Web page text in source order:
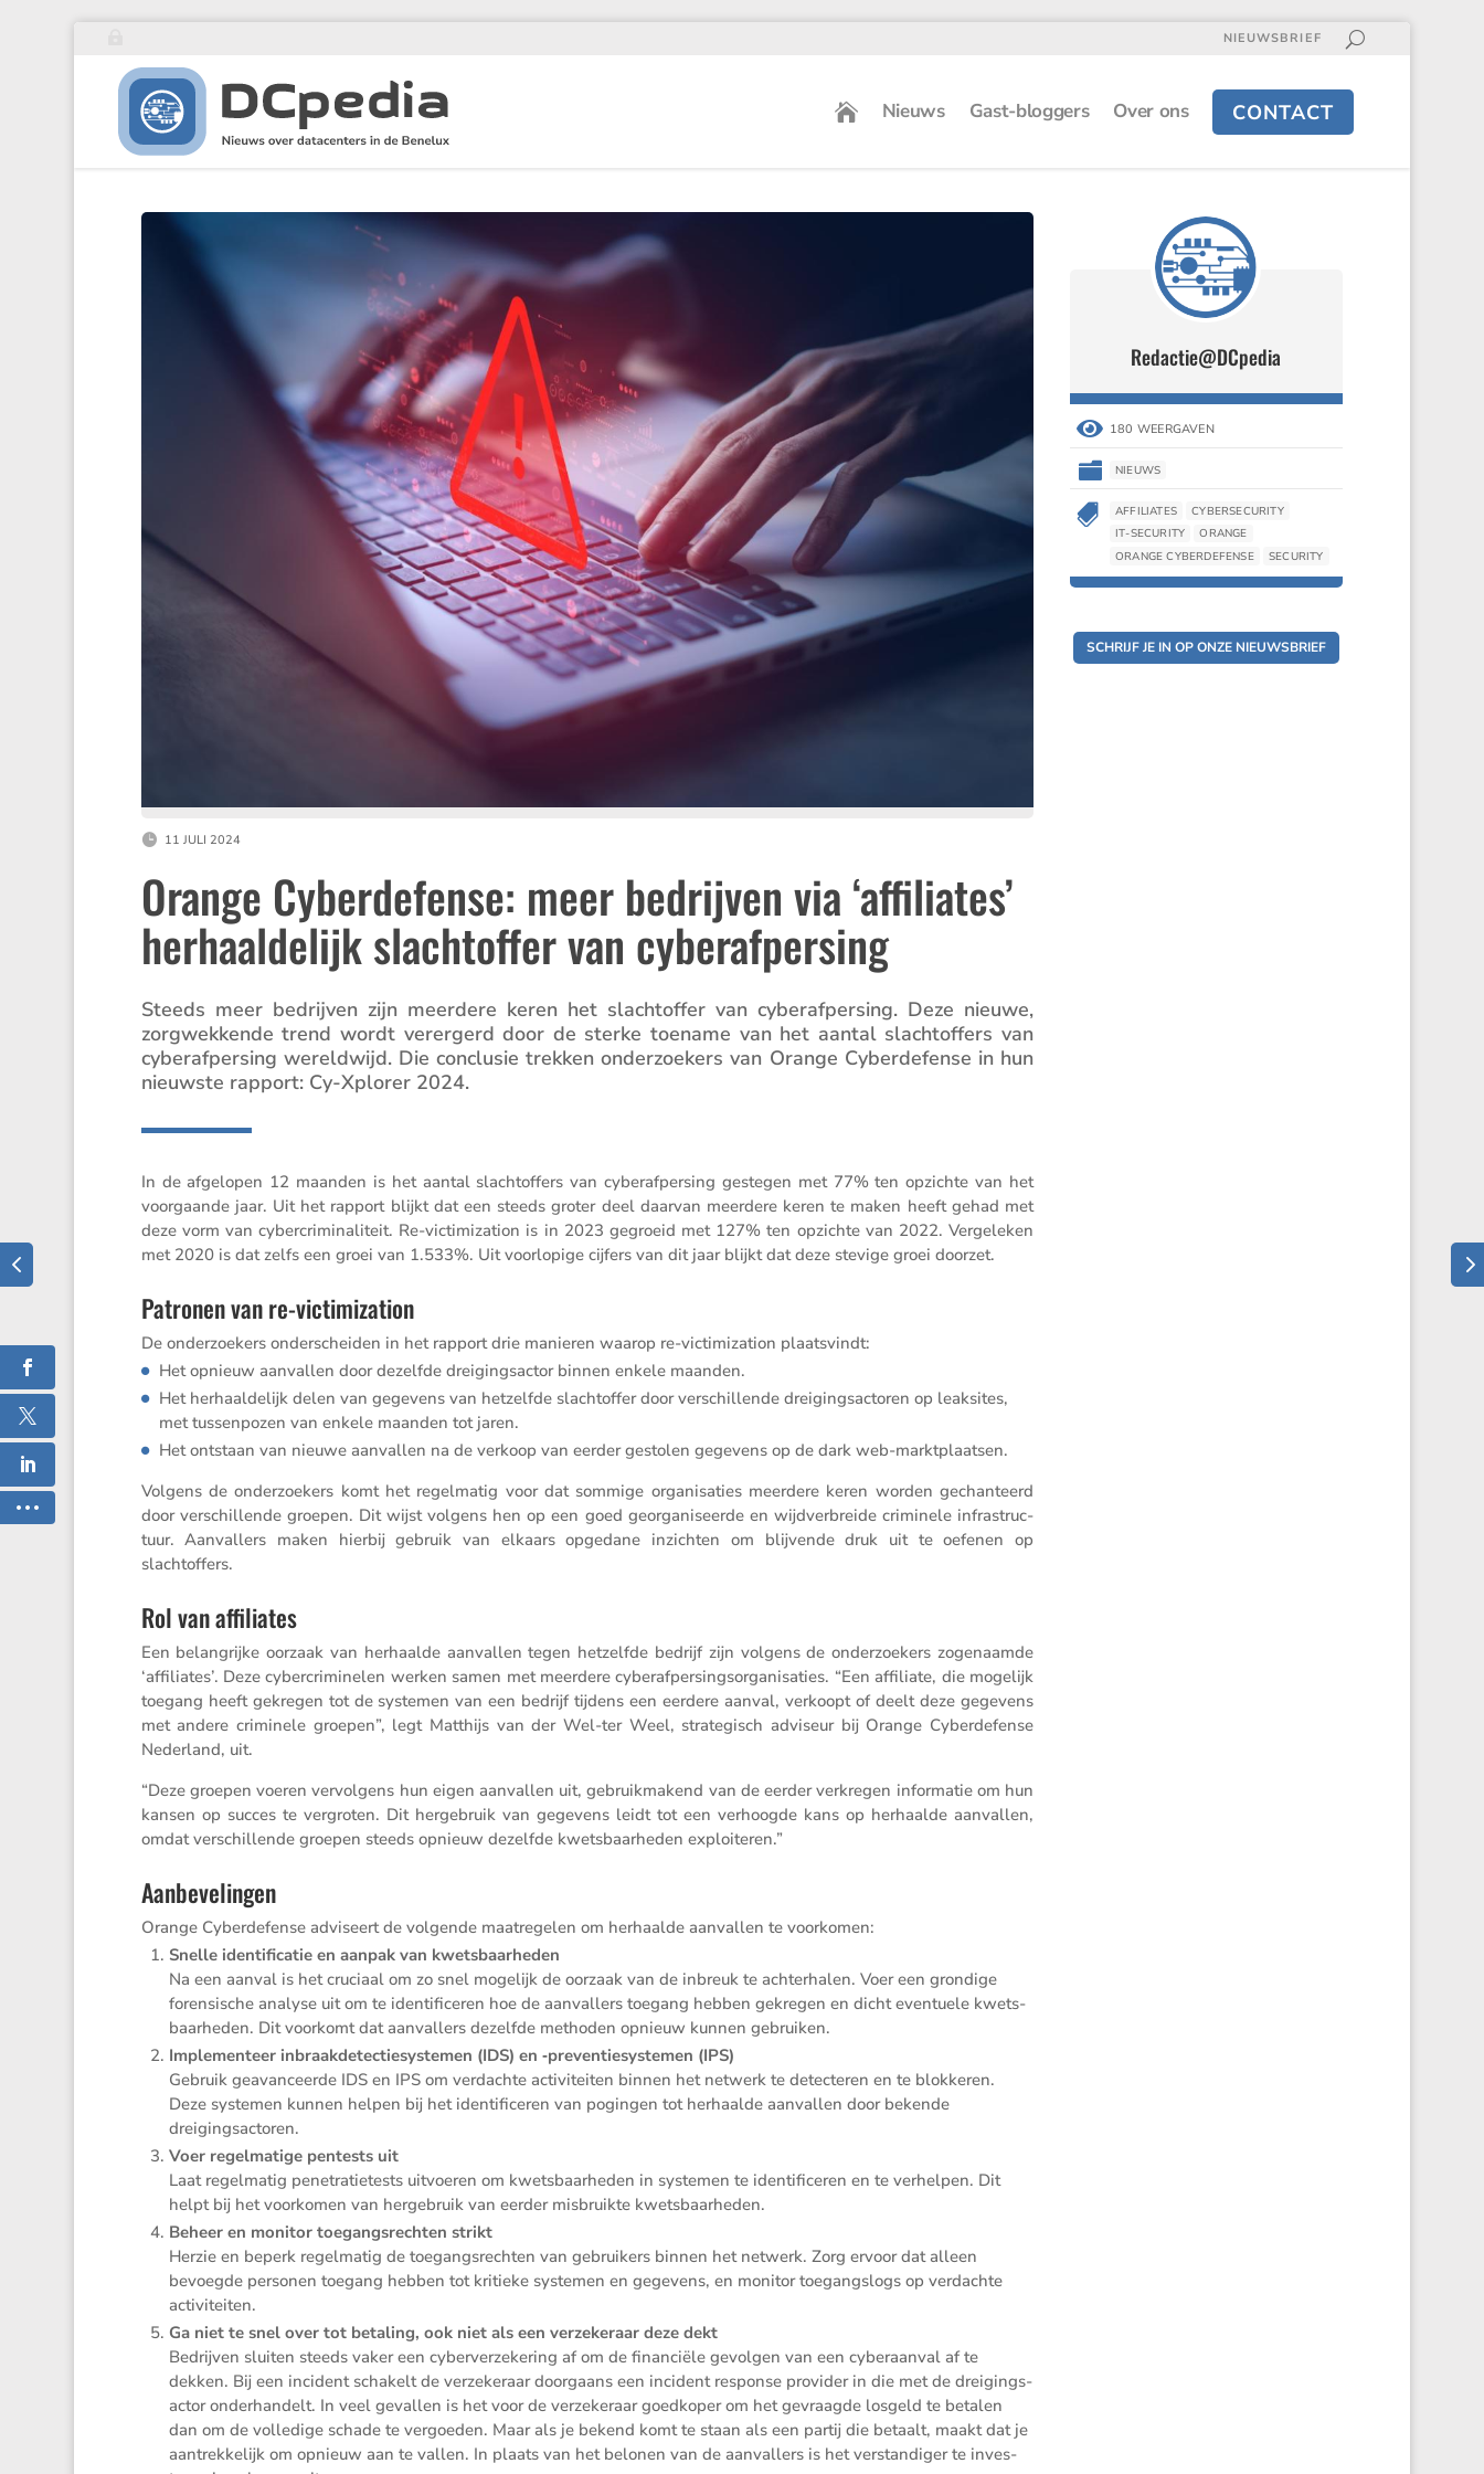
NIEUWSBRIEF
Nieuws Gast-bloggers Over ons CONTACT
11 JULI 2024
Orange Cyberdefense: meer bedrijven via ‘affiliates’
herhaaldelijk slachtoffer van cyberafpersing
Steeds meer bedrijven zijn meerdere keren het slacht­offer van cyber­af­per­sing. Deze nieuwe,
zorgwek­kende trend wordt verer­gerd door de sterke toename van het aantal slacht­of­fers van
cyber­af­per­sing wereld­wijd. Die conclusie trekken onder­zoe­kers van Orange Cyber­de­fense in hun
nieuwste rapport: Cy-Xplorer 2024.
In de afgelopen 12 maanden is het aantal slacht­of­fers van cyber­af­per­sing gestegen met 77% ten opzichte van het
voorgaande jaar. Uit het rapport blijkt dat een steeds groter deel daarvan meerdere keren te maken heeft gehad met
deze vorm van cyber­cri­mi­na­li­teit. Re-victi­mi­za­tion is in 2023 gegroeid met 127% ten opzichte van 2022. Verge­leken
met 2020 is dat zelfs een groei van 1.533%. Uit voorlo­pige cijfers van dit jaar blijkt dat deze stevige groei doorzet.
Patronen van re-victimization
De onder­zoe­kers onder­scheiden in het rapport drie manieren waarop re-victi­mi­za­tion plaatsvindt:
Het opnieuw aanvallen door dezelfde dreigings­actor binnen enkele maanden.
Het herhaal­de­lijk delen van gegevens van hetzelfde slacht­offer door verschil­lende dreigings­ac­toren op leaksites,
met tussen­pozen van enkele maanden tot jaren.
Het ontstaan van nieuwe aanvallen na de verkoop van eerder gestolen gegevens op de dark web-marktplaatsen.
Volgens de onder­zoe­kers komt het regel­matig voor dat sommige organi­sa­ties meerdere keren worden gechan­teerd
door verschil­lende groepen. Dit wijst volgens hen op een goed georga­ni­seerde en wijdver­breide crimi­nele infra­struc­
tuur. Aanval­lers maken hierbij gebruik van elkaars opgedane inzichten om blijvende druk uit te oefenen op
slachtoffers.
Rol van affiliates
Een belang­rijke oorzaak van herhaalde aanvallen tegen hetzelfde bedrijf zijn volgens de onder­zoe­kers zogenaamde
‘affili­ates’. Deze cyber­cri­mi­nelen werken samen met meerdere cyber­af­per­sings­or­ga­ni­sa­ties. “Een affiliate, die mogelijk
toegang heeft gekregen tot de systemen van een bedrijf tijdens een eerdere aanval, verkoopt of deelt deze gegevens
met andere crimi­nele groepen”, legt Matthijs van der Wel-ter Weel, strate­gisch adviseur bij Orange Cyber­de­fense
Neder­land, uit.
“Deze groepen voeren vervol­gens hun eigen aanvallen uit, gebruik­ma­kend van de eerder verkregen infor­matie om hun
kansen op succes te vergroten. Dit herge­bruik van gegevens leidt tot een verhoogde kans op herhaalde aanvallen,
omdat verschil­lende groepen steeds opnieuw dezelfde kwets­baar­heden exploiteren.”
Aanbevelingen
Orange Cyber­de­fense adviseert de volgende maatre­gelen om herhaalde aanvallen te voorkomen:
Snelle identi­fi­catie en aanpak van kwets­baar­heden
Na een aanval is het cruciaal om zo snel mogelijk de oorzaak van de inbreuk te achter­halen. Voer een grondige
foren­si­sche analyse uit om te identi­fi­ceren hoe de aanval­lers toegang hebben gekregen en dicht eventuele kwets­
baar­heden. Dit voorkomt dat aanval­lers dezelfde methoden opnieuw kunnen gebruiken.
Imple­men­teer inbraak­de­tec­tie­sys­temen (IDS) en ‑preven­tie­sys­temen (IPS)
Gebruik geavan­ceerde IDS en IPS om verdachte activi­teiten binnen het netwerk te detec­teren en te blokkeren.
Deze systemen kunnen helpen bij het identi­fi­ceren van pogingen tot herhaalde aanvallen door bekende
dreigingsactoren.
Voer regel­ma­tige pentests uit
Laat regel­matig penetra­tie­tests uitvoeren om kwets­baar­heden in systemen te identi­fi­ceren en te verhelpen. Dit
helpt bij het voorkomen van herge­bruik van eerder misbruikte kwetsbaarheden.
Beheer en monitor toegangs­rechten strikt
Herzie en beperk regel­matig de toegangs­rechten van gebrui­kers binnen het netwerk. Zorg ervoor dat alleen
bevoegde personen toegang hebben tot kritieke systemen en gegevens, en monitor toegangs­logs op verdachte
activiteiten.
Ga niet te snel over tot betaling, ook niet als een verze­ke­raar deze dekt
Bedrijven sluiten steeds vaker een cyber­ver­ze­ke­ring af om de finan­ciële gevolgen van een cyber­aanval af te
dekken. Bij een incident schakelt de verze­ke­raar doorgaans een incident response provider in die met de dreigings­
actor onder­han­delt. In veel gevallen is het voor de verze­ke­raar goedkoper om het gevraagde losgeld te betalen
dan om de volle­dige schade te vergoeden. Maar als je bekend komt te staan als een partij die betaalt, maakt dat je
aantrek­ke­lijk om opnieuw aan te vallen. In plaats van het belonen van de aanval­lers is het verstan­diger te inves­
Redactie@DCpedia
 180 WEERGAVEN
 NIEUWS
 AFFILIATES
CYBERSECURITY
IT-SECURITY
ORANGE
ORANGE CYBERDEFENSE
SECURITY
SCHRIJF JE IN OP ONZE NIEUWSBRIEF